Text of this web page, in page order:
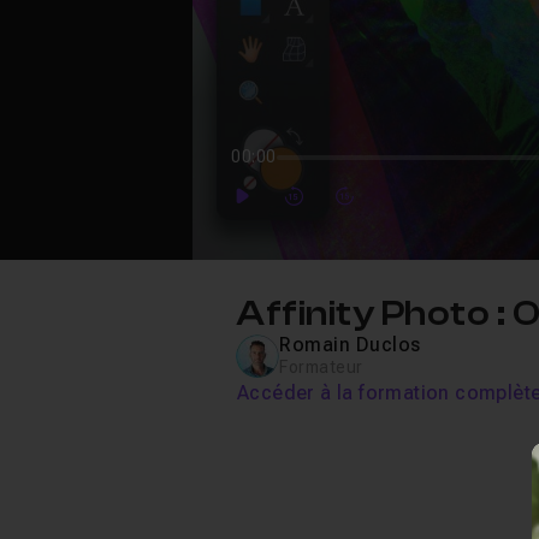
00:00
PlayForwardForward
Affinity Photo :
Romain Duclos
Accéder à la formation